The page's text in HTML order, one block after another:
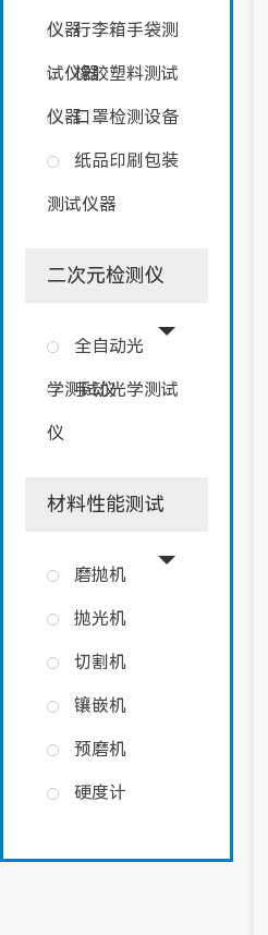
仪器行李箱手袋测
试仪器橡胶塑料测试
仪器口罩检测设备
纸品印刷包装
测试仪器
二次元检测仪
全自动光
学测试仪
手动光学测试
仪
材料性能测试
磨抛机
抛光机
切割机
镶嵌机
预磨机
硬度计